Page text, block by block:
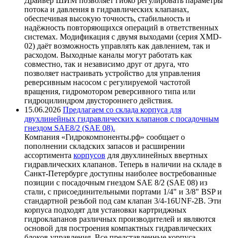
потока и давления в гидравлических клапанах,
обеспечивая высокую точность, стабильность и
надёжность повторяющихся операций в ответственных
системах. Модификация с двумя выходами (серия XMD-
02) даёт возможность управлять как давлением, так и
расходом. Выходные каналы могут работать как
совместно, так и независимо друг от друга, что
позволяет настраивать устройство для управления
реверсивным насосом с регулируемой частотой
вращения, гидромотором реверсивного типа или
гидроцилиндром двустороннего действия.
15.06.2026 Предлагаем со склада корпуса для
двухлинейных гидравлических клапанов с посадочным
гнездом SAE8/2 (SAE 08).
Компания «Гидрокомпоненты.рф» сообщает о
пополнении складских запасов и расширении
ассортимента корпусов для двухлинейных ввертных
гидравлических клапанов. Теперь в наличии на складе в
Санкт-Петербурге доступны наиболее востребованные
позиции с посадочным гнездом SAE 8/2 (SAE 08) из
стали, с присоединительными портами 1/4" и 3/8" BSP и
стандартной резьбой под сам клапан 3/4-16UNF-2B. Эти
корпуса подходят для установки картриджных
гидроклапанов различных производителей и являются
основой для построения компактных гидравлических